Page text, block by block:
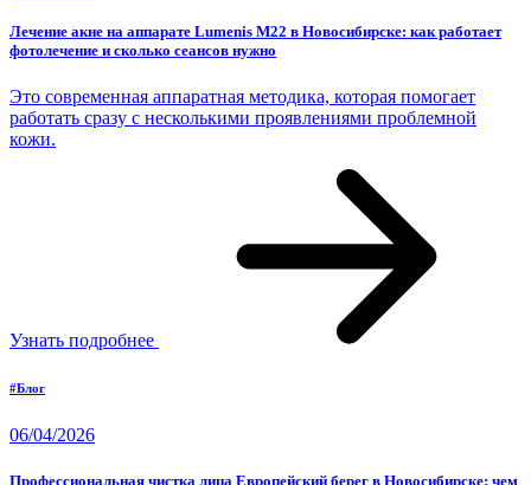
Лечение акне на аппарате Lumenis M22 в Новосибирске: как работает
фотолечение и сколько сеансов нужно
Это современная аппаратная методика, которая помогает
работать сразу с несколькими проявлениями проблемной
кожи.
Узнать подробнее
#Блог
06/04/2026
Профессиональная чистка лица Европейский берег в Новосибирске: чем